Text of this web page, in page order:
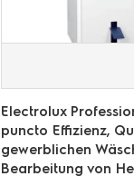
Electrolux
puncto Effizienz,
gewerblichen
Bearbeitung von